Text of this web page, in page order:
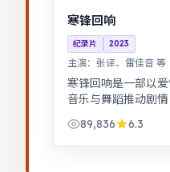
寒锋回响
纪录片 2023
主演： 张译、雷佳音 等
寒锋回响是一部以爱
音乐与舞蹈推动剧
配乐与风景共同构成
89,836 6.3